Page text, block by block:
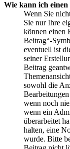
Wie kann ich einen
Wenn Sie
Sie nur Ihre
können einen
Beitrag“-
eventuell ist
seiner
Beitrag
sowohl die
wenn noch
wenn ein
überarbeitet
halten, eine
wurde. Bitte